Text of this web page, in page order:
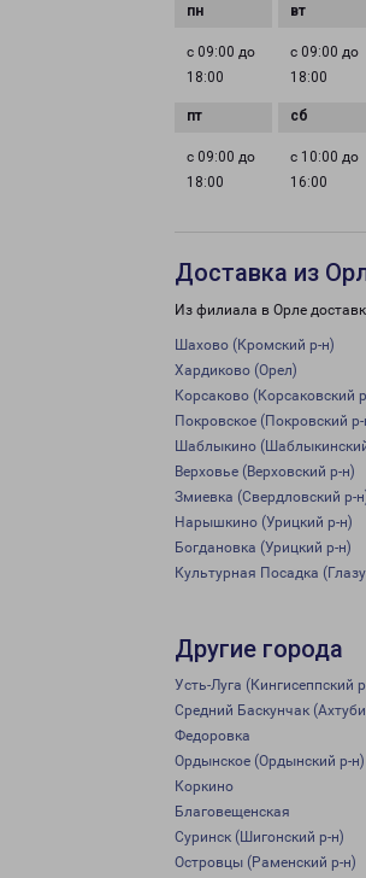
с 09:00 до
18:00
с 09:00 до
18:00
с 09:00 до
18:00
с 10:00 до
16:00
Доставка из
Из филиала в Орле
Шахово (Кромский р-н)
Хардиково (Орел)
Корсаково (Корсаковский
Покровское (Покровский р-
Шаблыкино
Верховье (Верховский р-н)
Змиевка (Свердловский р-
Нарышкино (Урицкий р-н)
Богдановка (Урицкий р-н)
Культурная Посадка
Другие города
Усть-Луга (Кингисеппский
Средний Баскунчак
Федоровка
Ордынское (Ордынский р-н)
Коркино
Благовещенская
Суринск (Шигонский р-н)
Островцы (Раменский р-н)